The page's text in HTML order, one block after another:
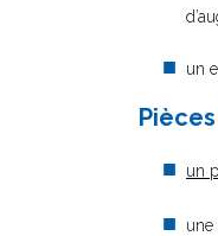
un
un
une